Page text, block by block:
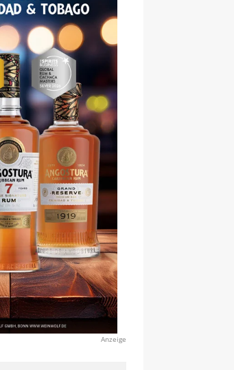
Anzeige